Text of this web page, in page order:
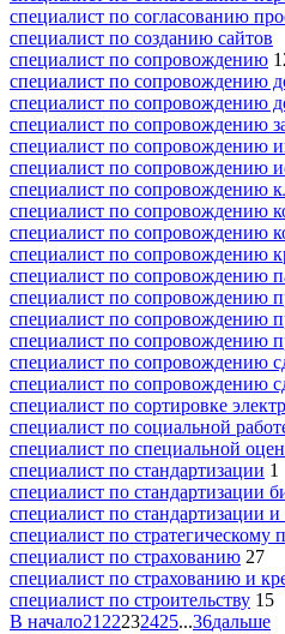
специалист по согласованию
специалист по созданию сайтов
специалист по сопровождению
специалист по сопровождению
специалист по сопровождению
специалист по сопровождению
специалист по сопровождению
специалист по сопровождению
специалист по сопровождению
специалист по сопровождению
специалист по сопровождению
специалист по сопровождению
специалист по сопровождению
специалист по сопровождению
специалист по сопровождению
специалист по сопровождению
специалист по сопровождению
специалист по сопровождению
специалист по сортировке
специалист по социальной
специалист по специальной
специалист по стандартизации 1
специалист по стандартизации
специалист по стандартизации
специалист по стратегическому
специалист по страхованию 27
специалист по страхованию и
специалист по строительству 15
В начало21 22232425...36дальше